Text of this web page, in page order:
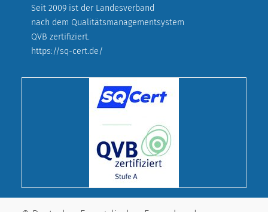
Seit 2009 ist der Landesverband
nach dem Qualitätsmanagementsystem
QVB zertifiziert.
https://sq-cert.de/